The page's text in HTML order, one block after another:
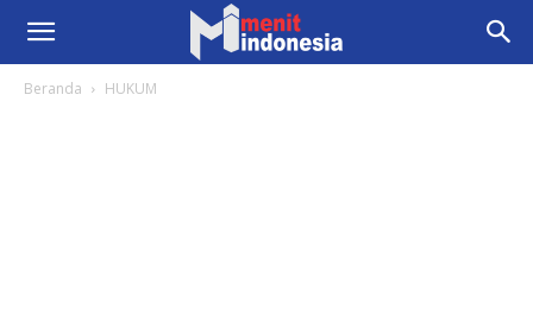
Beranda HUKUM